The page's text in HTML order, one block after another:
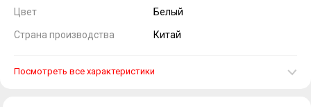
Цвет Белый
Страна производства Китай
Посмотреть все характеристики